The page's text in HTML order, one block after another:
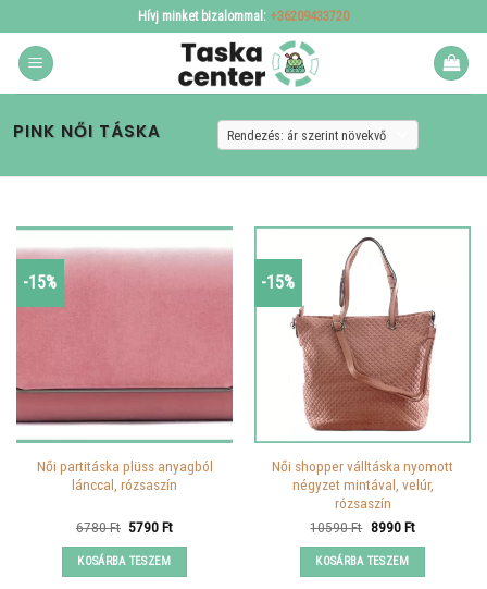
to
content
Hívj minket bizalommal: +36209433720
PINK NŐI TÁSKA
-15%
Női partitáska plüss anyagból
lánccal, rózsaszín
6780Ft Original
was:
6780 Ft.
5790FtCurrent
KOSÁRBA TESZEM
-15%
Női shopper válltáska nyomott
négyzet mintával, velúr,
rózsaszín
10590Ft Original
was:
10590 Ft.
8990FtCurrent
KOSÁRBA TESZEM